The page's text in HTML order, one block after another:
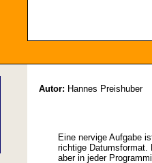
Autor: Hannes Preishuber
Eine nervige Aufgabe
richtige Datumsformat.
aber in jeder